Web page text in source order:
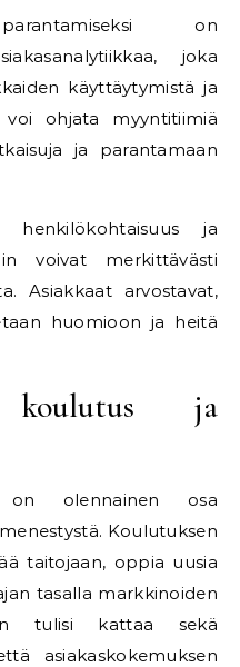
on
joka
käyttäytymistä ja
ohjata myyntitiimiä
ja parantamaan
henkilökohtaisuus ja
voivat merkittävästi
Asiakkaat arvostavat,
huomioon ja heitä
koulutus ja
on olennainen osa
Koulutuksen
taitojaan, oppia uusia
tasalla markkinoiden
tulisi kattaa sekä
asiakaskokemuksen